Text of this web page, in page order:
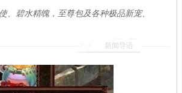
新闻导语
、碧水精魄，至尊包及各种极品新宠、